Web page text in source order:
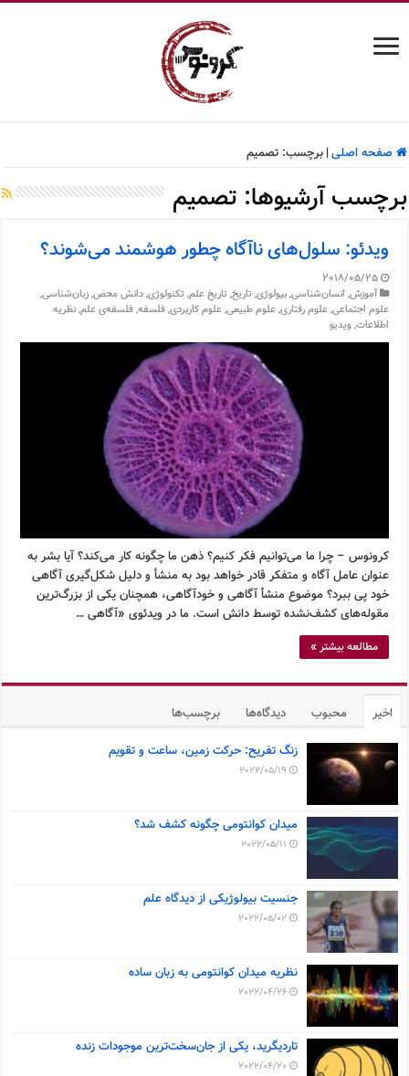
صفحه اصلی| برچسب:تصمیم
برچسب آرشیوها: تصمیم
ویدئو: سلول‌های ناآگاه چطور هوشمند می‌شوند؟
2018/05/25
آموزش, انسان‌شناسی,بیولوژی, تاریخ, تاریخ علم, تکنولوژی,دانش محض,زبان‌شناسی,
علوم اجتماعی,علوم رفتاری,علوم طبیعی,علوم کاربردی,فلسفه,فلسفه‌ی علم,نظریه
اطلاعات,ویدیو
کرونوس – چرا ما می‌توانیم فکر کنیم؟ ذهن ما چگونه کار می‌کند؟ آیا بشر به
عنوان عامل آگاه و متفکر قادر خواهد بود به منشأ و دلیل شکل‌گیری آگاهی
خود پی ببرد؟ موضوع منشأ آگاهی و خودآگاهی، همچنان یکی از بزرگ‌ترین
مقوله‌های کشف‌نشده توسط دانش است. ما در ویدئوی «آگاهی …
مطالعه بیشتر »
اخیر محبوب دیدگاه‌ها برچسب‌ها
زنگ تفریح: حرکت زمین، ساعت و تقویم
2022/05/19
میدان کوانتومی چگونه کشف شد؟
2022/05/11
جنسیت بیولوژیکی از دیدگاه علم
2022/05/02
نظریه میدان کوانتومی به زبان ساده
2022/04/26
تاردیگرید، یکی از جان‌سخت‌ترین موجودات زنده
2022/04/20